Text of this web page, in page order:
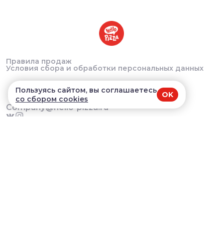
Правила продаж
Условия сбора и обработки персональных данных
Company@hello-pizza.ru
Пользуясь сайтом, вы соглашаетесь
со сбором cookies
OK